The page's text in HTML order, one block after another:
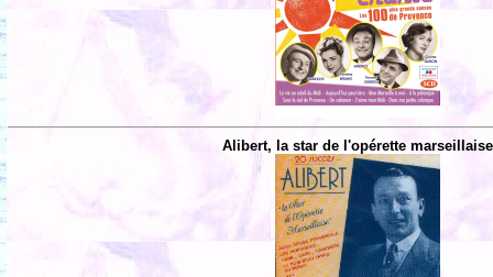
Alibert, la star de l'opérette marseillaise